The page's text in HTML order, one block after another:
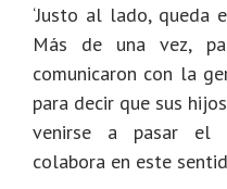
‘Justo al lado, queda
Más de una vez,
comunicaron con la
para decir que sus
venirse a pasar el
colabora en este